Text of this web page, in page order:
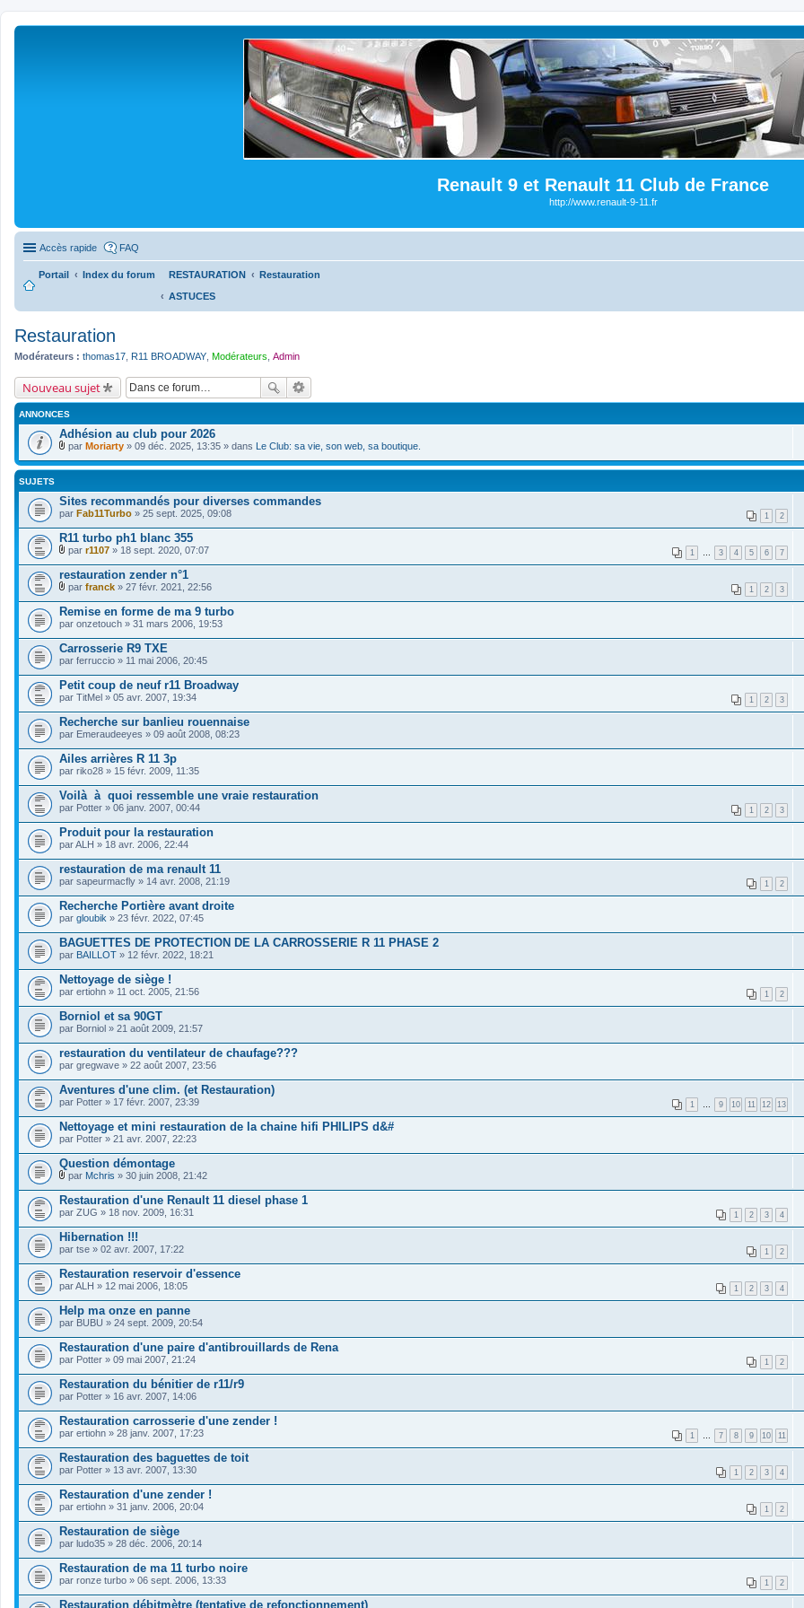
Renault 9 et Renault 11 Club de France
http://www.renault-9-11.fr
Accès rapide FAQ
Portail Index du forum
RESTAURATION
ASTUCES
Restauration
Restauration
Modérateurs : thomas17 R11 BROADWAY Modérateurs Admin
Nouveau sujet
ANNONCES
Adhésion au club pour 2026
F
i
i
e
r
(
s
)
j
o
n
t
(
s
)
par Moriarty » 09 déc. 2025, 13:35 » dans Le Club: sa vie, son web, sa boutique.
SUJETS
Sites recommandés pour diverses commandes
1 2
par Fab11Turbo » 25 sept. 2025, 09:08
R11 turbo ph1 blanc 355
1 … 3 4 5 6 7
F
i
c
h
i
e
r
s
)
j
o
i
n
t
(
s
par r1107 » 18 sept. 2020, 07:07
restauration zender n°1
1 2 3
F
i
c
h
i
e
r
s
)
j
o
i
n
t
(
s
par franck » 27 févr. 2021, 22:56
Remise en forme de ma 9 turbo
par onzetouch » 31 mars 2006, 19:53
Carrosserie R9 TXE
par ferruccio » 11 mai 2006, 20:45
Petit coup de neuf r11 Broadway
1 2 3
par TitMel » 05 avr. 2007, 19:34
Recherche sur banlieu rouennaise
par Emeraudeeyes » 09 août 2008, 08:23
Ailes arrières R 11 3p
par riko28 » 15 févr. 2009, 11:35
Voilà à quoi ressemble une vraie restauration
1 2 3
par Potter » 06 janv. 2007, 00:44
Produit pour la restauration
parALH » 18 avr. 2006, 22:44
restauration de ma renault 11
1 2
par sapeurmacfly » 14 avr. 2008, 21:19
Recherche Portière avant droite
par gloubik » 23 févr. 2022, 07:45
BAGUETTES DE PROTECTION DE LA CARROSSERIE R 11 PHASE 2
par BAILLOT » 12 févr. 2022, 18:21
Nettoyage de siège !
1 2
par ertiohn » 11 oct. 2005, 21:56
Borniol et sa 90GT
par Borniol » 21 août 2009, 21:57
restauration du ventilateur de chaufage???
par gregwave » 22 août 2007, 23:56
Aventures d'une clim. (et Restauration)
1 … 9 10 11 12 13
par Potter » 17 févr. 2007, 23:39
Nettoyage et mini restauration de la chaine hifi PHILIPS d&#
par Potter » 21 avr. 2007, 22:23
Question démontage
F
i
c
h
i
e
r
s
)
j
o
i
n
t
(
s
par Mchris » 30 juin 2008, 21:42
Restauration d'une Renault 11 diesel phase 1
1 2 3 4
par ZUG » 18 nov. 2009, 16:31
Hibernation !!!
1 2
par tse » 02 avr. 2007, 17:22
Restauration reservoir d'essence
1 2 3 4
parALH » 12 mai 2006, 18:05
Help ma onze en panne
par BUBU » 24 sept. 2009, 20:54
Restauration d'une paire d'antibrouillards de Rena
1 2
par Potter » 09 mai 2007, 21:24
Restauration du bénitier de r11/r9
par Potter » 16 avr. 2007, 14:06
Restauration carrosserie d'une zender !
1 … 7 8 9 10 11
par ertiohn » 28 janv. 2007, 17:23
Restauration des baguettes de toit
1 2 3 4
par Potter » 13 avr. 2007, 13:30
Restauration d'une zender !
1 2
par ertiohn » 31 janv. 2006, 20:04
Restauration de siège
par ludo35 » 28 déc. 2006, 20:14
Restauration de ma 11 turbo noire
1 2
par ronze turbo » 06 sept. 2006, 13:33
Restauration débitmètre (tentative de refonctionnement)